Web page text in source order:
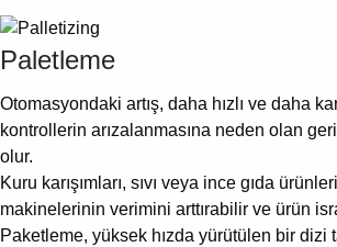
Paletleme
Otomasyondaki artış, daha hızlı ve daha
kontrollerin arızalanmasına neden olan
olur.
Kuru karışımları, sıvı veya ince gıda
makinelerinin verimini arttırabilir ve ürün
Paketleme, yüksek hızda yürütülen bir dizi